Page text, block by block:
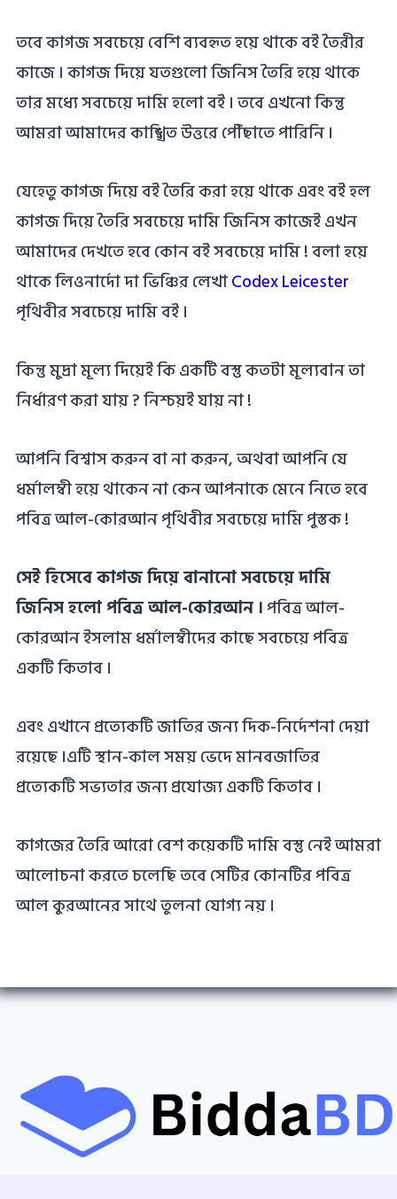
তবে কাগজ সবচেয়ে বেশি ব্যবহৃত হয়ে থাকে বই তৈরীর
কাজে । কাগজ দিয়ে যতগুলো জিনিস তৈরি হয়ে থাকে
তার মধ্যে সবচেয়ে দামি হলো বই । তবে এখনো কিন্তু
আমরা আমাদের কাঙ্খিত উত্তরে পৌঁছাতে পারিনি ।
যেহেতু কাগজ দিয়ে বই তৈরি করা হয়ে থাকে এবং বই হল
কাগজ দিয়ে তৈরি সবচেয়ে দামি জিনিস কাজেই এখন
আমাদের দেখতে হবে কোন বই সবচেয়ে দামি ! বলা হয়ে
থাকে লিওনার্দো দা ভিঞ্চির লেখাCodex Leicester
পৃথিবীর সবচেয়ে দামি বই ।
কিন্তু মুদ্রা মূল্য দিয়েই কি একটি বস্তু কতটা মূল্যবান তা
নির্ধারণ করা যায় ? নিশ্চয়ই যায় না !
আপনি বিশ্বাস করুন বা না করুন, অথবা আপনি যে
ধর্মালম্বী হয়ে থাকেন না কেন আপনাকে মেনে নিতে হবে
পবিত্র আল-কোরআন পৃথিবীর সবচেয়ে দামি পুস্তক !
সেই হিসেবে কাগজ দিয়ে বানানো সবচেয়ে দামি
জিনিস হলো পবিত্র আল-কোরআন ।পবিত্র আল-
কোরআন ইসলাম ধর্মালম্বীদের কাছে সবচেয়ে পবিত্র
একটি কিতাব ।
এবং এখানে প্রত্যেকটি জাতির জন্য দিক-নির্দেশনা দেয়া
রয়েছে ।এটি স্থান-কাল সময় ভেদে মানবজাতির
প্রত্যেকটি সভ্যতার জন্য প্রযোজ্য একটি কিতাব ।
কাগজের তৈরি আরো বেশ কয়েকটি দামি বস্তু নেই আমরা
আলোচনা করতে চলেছি তবে সেটির কোনটির পবিত্র
আল কুরআনের সাথে তুলনা যোগ্য নয় ।